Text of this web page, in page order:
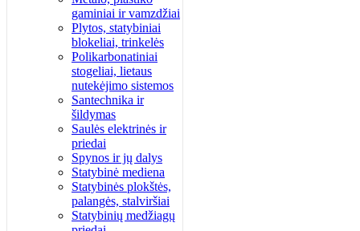
gaminiai ir vamzdžiai
Plytos, statybiniai
blokeliai, trinkelės
Polikarbonatiniai
stogeliai, lietaus
nutekėjimo sistemos
Santechnika ir
šildymas
Saulės elektrinės ir
priedai
Spynos ir jų dalys
Statybinė mediena
Statybinės plokštės,
palangės, stalviršiai
Statybinių medžiagų